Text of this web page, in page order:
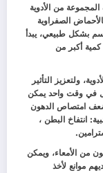
من الأدوية
الصفراوية
بشكل طبيعي، يبدأ
كمية أكبر من
ولتعزيز التأثير
في وقت واحد يمكن
ضعف امتصاص الدهون
انتفاخ البطن ،
من الأمعاء، ويمكن
موانع لأخذ